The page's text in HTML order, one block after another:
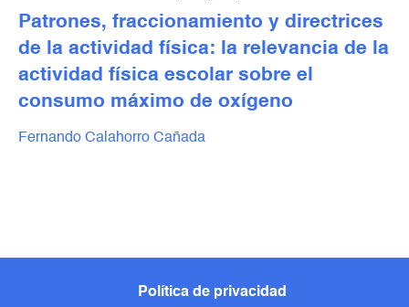
Patrones, fraccionamiento y directrices
de la actividad física: la relevancia de la
actividad física escolar sobre el
consumo máximo de oxígeno
Fernando Calahorro Cañada
Política de privacidad